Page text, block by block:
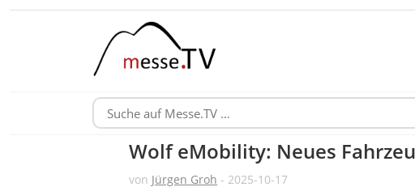
Wolf eMobility: Neues
von Jürgen Groh - 2025-10-17